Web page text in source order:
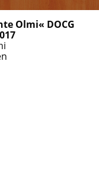
Olmi« DOCG